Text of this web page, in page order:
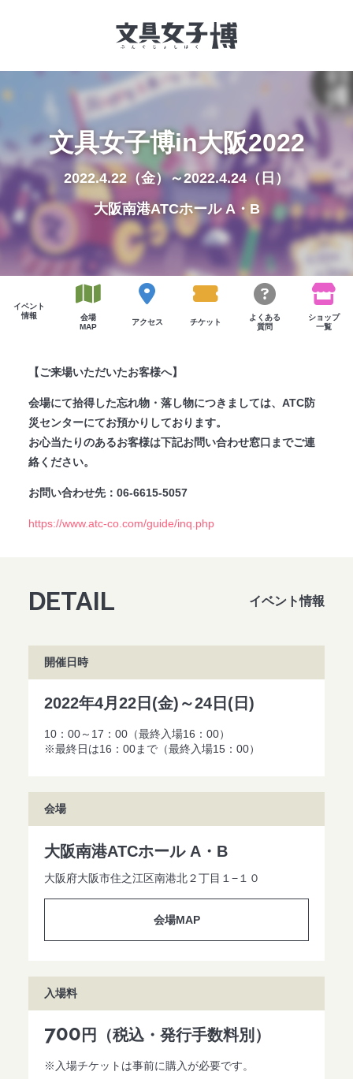
イベント一覧
NEWS
文具女子アワード
アイデアコンペ
レポート
SHARE ME!
文具女子博in大阪2022
2022.4.22（金）～2022.4.24（日）
大阪南港ATCホール A・B
イベント
情報
会場
MAP
アクセス チケット
よくある
質問
ショップ
一覧
【ご来場いただいたお客様へ】
会場にて拾得した忘れ物・落し物につきましては、ATC防
災センターにてお預かりしております。
お心当たりのあるお客様は下記お問い合わせ窓口までご連
絡ください。
お問い合わせ先：06-6615-5057
https://www.atc-co.com/guide/inq.php
DETAIL イベント情報
開催日時
2022年4月22日(金)～24日(日)
10：00～17：00（最終入場16：00）
※最終日は16：00まで（最終入場15：00）
会場
大阪南港ATCホール A・B
大阪府大阪市住之江区南港北２丁目１−１０
会場MAP
入場料
700 円（税込・発行手数料別）
※入場チケットは事前に購入が必要です。